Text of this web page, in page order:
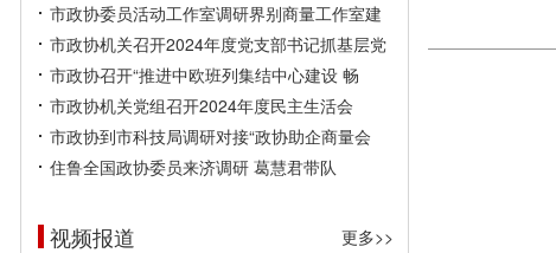
市政协委员活动工作室调研界别商量工作室建
市政协机关召开2024年度党支部书记抓基层党
市政协召开“推进中欧班列集结中心建设 畅
市政协机关党组召开2024年度民主生活会
市政协到市科技局调研对接“政协助企商量会
住鲁全国政协委员来济调研 葛慧君带队
视频报道 更多>>